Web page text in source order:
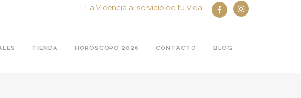
La Videncia al servicio de tu Vida
TIENDA HORÓSCOPO 2026 CONTACTO BLOG